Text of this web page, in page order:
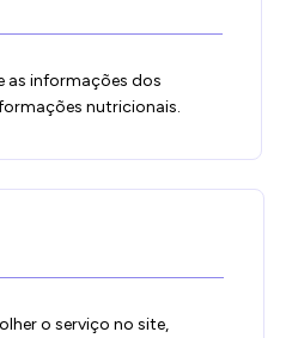
as informações dos
nutricionais.
o serviço no site,